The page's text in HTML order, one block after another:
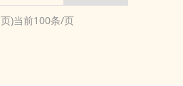
页)当前100条/页